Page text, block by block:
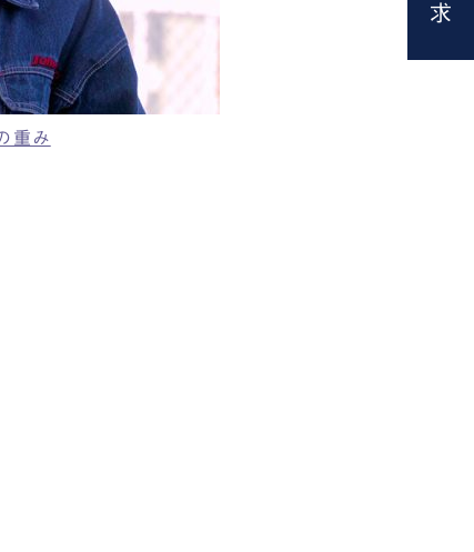
重み